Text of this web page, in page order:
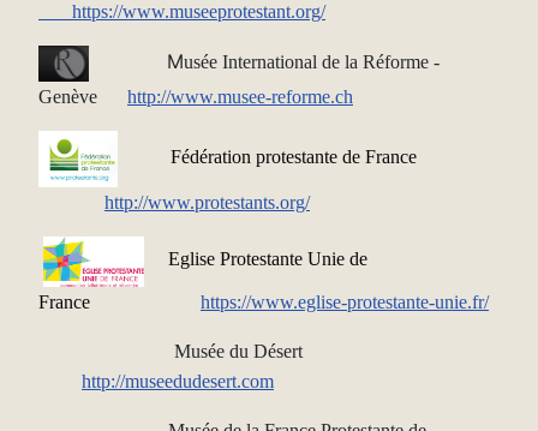
https://www.museeprotestant.org/
Musée International de la Réforme -
Genève
http://www.musee-reforme.ch
Fédération protestante de France
http://www.protestants.org/
Eglise Protestante Unie de
France https://www.eglise-protestante-unie.fr/
Musée du Désert
http://museedudesert.com